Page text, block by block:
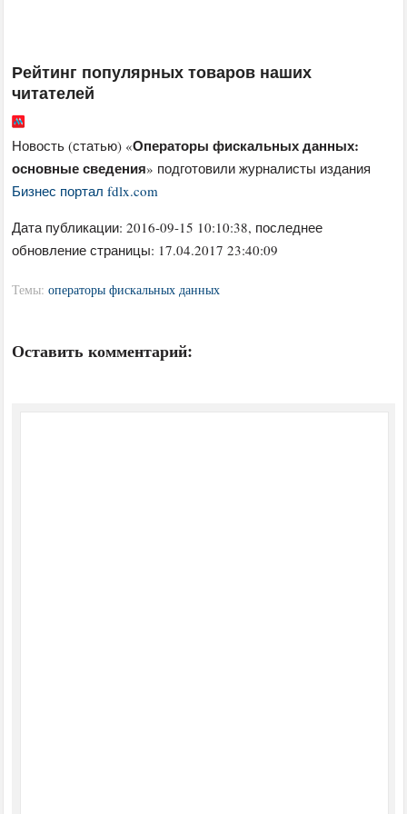
Рейтинг популярных товаров наших
читателей
Новость (статью) «Операторы фискальных данных:
основные сведения» подготовили журналисты издания
Бизнес портал fdlx.com
Дата публикации:2016-09-15 10:10:38, последнее
обновление страницы: 17.04.2017 23:40:09
Темы:операторы фискальных данных
Оставить комментарий: